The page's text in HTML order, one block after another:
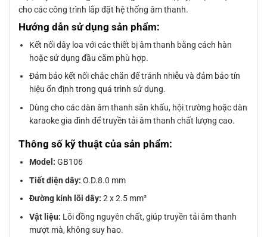
cho các công trình lắp đặt hệ thống âm thanh.
Hướng dẫn sử dụng sản phẩm:
Kết nối dây loa với các thiết bị âm thanh bằng cách hàn
hoặc sử dụng đầu cắm phù hợp.
Đảm bảo kết nối chắc chắn để tránh nhiễu và đảm bảo tín
hiệu ổn định trong quá trình sử dụng.
Dùng cho các dàn âm thanh sân khấu, hội trường hoặc dàn
karaoke gia đình để truyền tải âm thanh chất lượng cao.
Thông số kỹ thuật của sản phẩm:
Model: GB106
Tiết diện dây: O.D.8.0 mm
Đường kính lõi dây: 2 x 2.5 mm²
Vật liệu: Lõi đồng nguyên chất, giúp truyền tải âm thanh
mượt mà, không suy hao.